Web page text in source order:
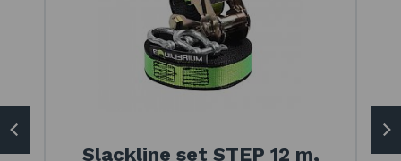
Slackline set STEP 12 m,